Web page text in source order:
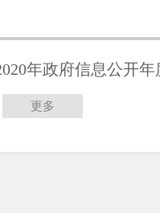
年政府信息公开年
更多